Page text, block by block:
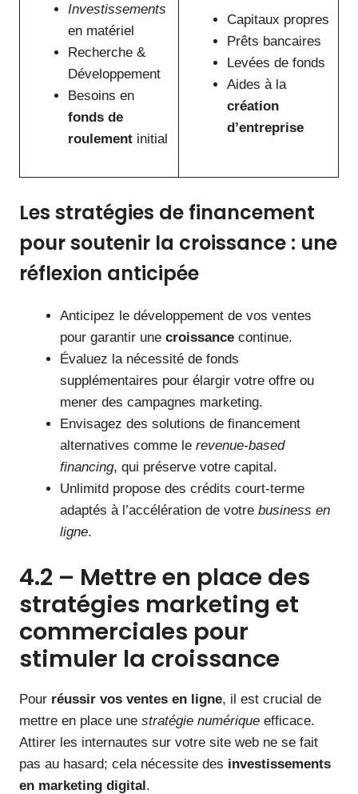
Investissements
en matériel
Recherche &
Développement
Besoins en
fonds de
roulementinitial
Capitaux propres
Prêts bancaires
Levées de fonds
Aides à la
création
d’entreprise
Les stratégies de financement
pour soutenir la croissance : une
réflexion anticipée
Anticipez le développement de vos ventes
pour garantir une croissance continue.
Évaluez la nécessité de fonds
supplémentaires pour élargir votre offre ou
mener des campagnes marketing.
Envisagez des solutions de financement
alternatives comme le revenue-based
financing, qui préserve votre capital.
Unlimitd propose des crédits court-terme
adaptés à l’accélération de votre business en
ligne.
4.2 – Mettre en place des
stratégies marketing et
commerciales pour
stimuler la croissance
Pour réussir vos ventes en ligne, il est crucial de
mettre en place une stratégie numérique efficace.
Attirer les internautes sur votre site web ne se fait
pas au hasard; cela nécessite des investissements
en marketing digital.